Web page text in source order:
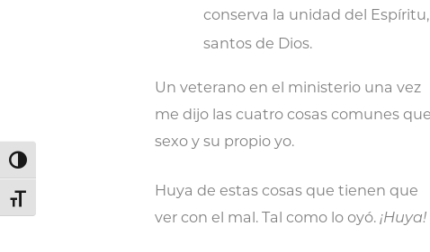
Alternar alto contraste
Alternar tamaño de letra
conserva la unidad del
santos de Dios.
Un veterano en el ministerio una vez
me dijo las cuatro cosas comunes
sexo y su propio yo.
Huya de estas cosas que tienen que
ver con el mal. Tal como lo oyó. ¡Huya!